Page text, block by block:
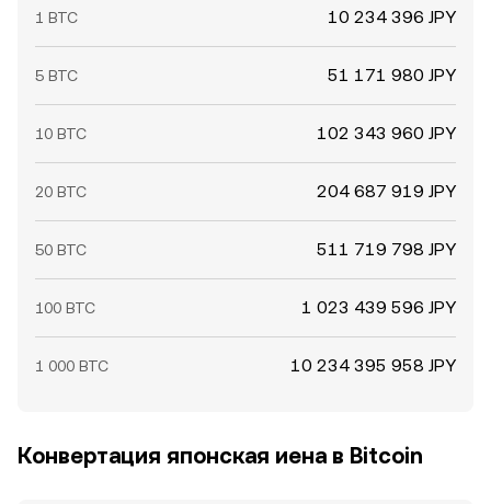
1 BTC 10 234 396 JPY
5 BTC 51 171 980 JPY
10 BTC 102 343 960 JPY
20 BTC 204 687 919 JPY
50 BTC 511 719 798 JPY
100 BTC 1 023 439 596 JPY
1 000 BTC 10 234 395 958 JPY
Конвертация японская иена в Bitcoin